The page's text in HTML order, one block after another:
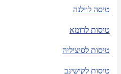
טיסה לוילנה
טיסות לרומא
טיסות לסיציליה
טיסות לקישינב